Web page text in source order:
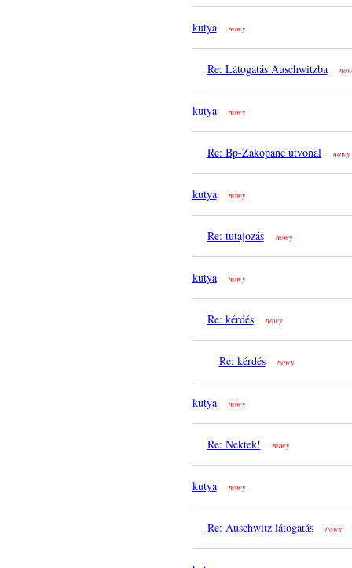
kutya nowy
Re: Látogatás Auschwitzba
kutya nowy
Re: Bp-Zakopane útvonal nowy
kutya nowy
Re: tutajozás nowy
kutya nowy
Re: kérdés nowy
Re: kérdés nowy
kutya nowy
Re: Nektek! nowy
kutya nowy
Re: Auschwitz látogatás nowy